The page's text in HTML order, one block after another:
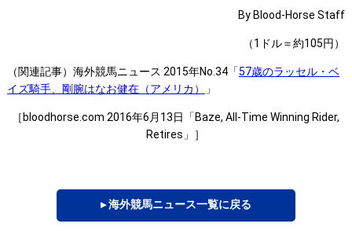
By Blood-Horse Staff
（1ドル＝約105円）
（関連記事）海外競馬ニュース 2015年No.34「57歳のラッセル・ベ
イズ騎手、剛腕はなお健在（アメリカ）
」
［bloodhorse.com 2016年6月13日「Baze, All-Time Winning Rider,
Retires」］
▸ 海外競馬ニュース一覧に戻る